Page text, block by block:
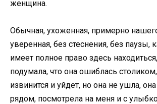
женщина.
Обычная, ухоженная, примерно
уверенная, без стеснения, без паузы,
имеет полное право здесь
подумала, что она ошиблась
извинится и уйдет, но она не ушла,
рядом, посмотрела на меня и с